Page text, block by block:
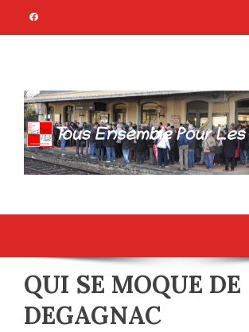
TOUS
POUR LES
Association Citoyenne
QUI SE MOQUE DE
DEGAGNAC